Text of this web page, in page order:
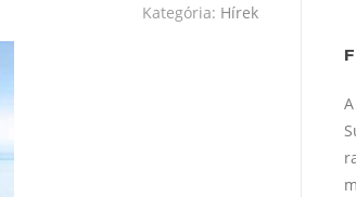
Kategória: Hírek